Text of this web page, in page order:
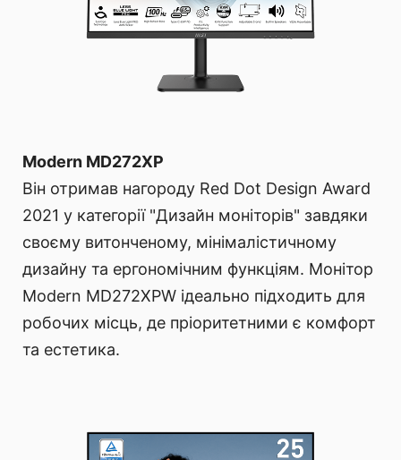
Modern MD272XP
Він отримав нагороду Red Dot Design Award
2021 у категорії "Дизайн моніторів" завдяки
своєму витонченому, мінімалістичному
дизайну та ергономічним функціям. Монітор
Modern MD272XPW ідеально підходить для
робочих місць, де пріоритетними є комфорт
та естетика.